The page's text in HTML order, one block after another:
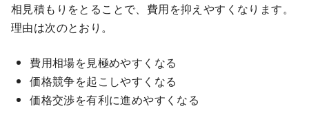
相見積もりをとることで、費用を抑えやすくなります。
理由は次のとおり。
費用相場を見極めやすくなる
価格競争を起こしやすくなる
価格交渉を有利に進めやすくなる